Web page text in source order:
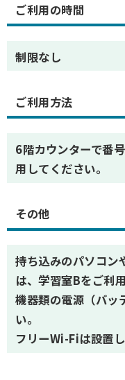
ご利用の時間
制限なし
ご利用方法
6階カウンターで番
用してください。
その他
持ち込みのパソコン
は、学習室Bをご利
機器類の電源（バッ
い。
フリーWi-Fiは設置し